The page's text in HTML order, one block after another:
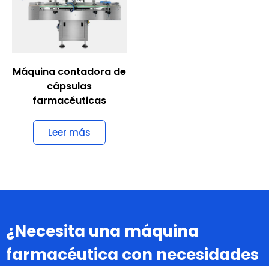
Máquina contadora de
cápsulas
farmacéuticas
Leer más
¿Necesita una máquina
farmacéutica con necesidades